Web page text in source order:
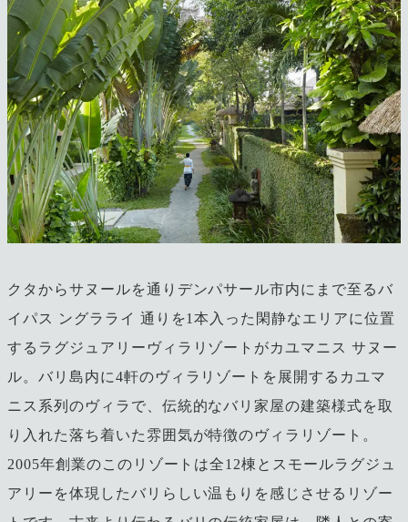
クタからサヌールを通りデンパサール市内にまで至るバ
イパス ングラライ 通りを1本入った閑静なエリアに位置
するラグジュアリーヴィラリゾートがカユマニス サヌー
ル。バリ島内に4軒のヴィラリゾートを展開するカユマ
ニス系列のヴィラで、伝統的なバリ家屋の建築様式を取
り入れた落ち着いた雰囲気が特徴のヴィラリゾート。
2005年創業のこのリゾートは全12棟とスモールラグジュ
アリーを体現したバリらしい温もりを感じさせるリゾー